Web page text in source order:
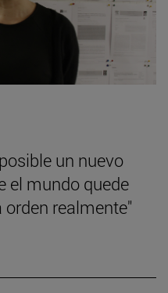
un nuevo
el mundo quede
realmente"